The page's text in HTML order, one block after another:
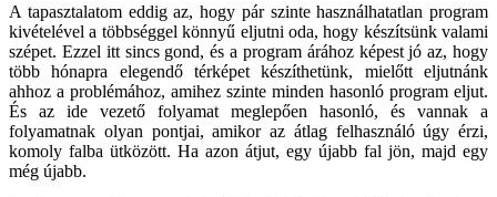
A tapasztalatom eddig az, hogy pár szinte használhatatlan program
kivételével a többséggel könnyű eljutni oda, hogy készítsünk valami
szépet. Ezzel itt sincs gond, és a program árához képest jó az, hogy
több hónapra elegendő térképet készíthetünk, mielőtt eljutnánk
ahhoz a problémához, amihez szinte minden hasonló program eljut.
És az ide vezető folyamat meglepően hasonló, és vannak a
folyamatnak olyan pontjai, amikor az átlag felhasználó úgy érzi,
komoly falba ütközött. Ha azon átjut, egy újabb fal jön, majd egy
még újabb.